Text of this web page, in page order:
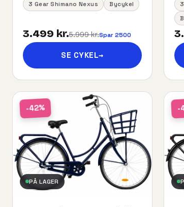
3 Gear Shimano Nexus Bycykel
3.499 kr.5.999 kr.Spar 2500
SE CYKEL→
-42%
PÅ LAGER
-